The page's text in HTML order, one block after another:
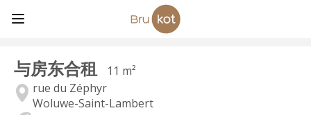
与房东合租
11 m²
rue du Zéphyr
Woluwe-Saint-Lambert